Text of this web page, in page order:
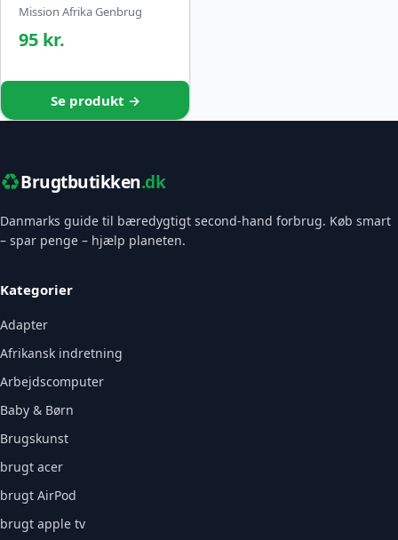
Mission Afrika Genbrug
95 kr.
Se produkt →
♻️Brugtbutikken.dk
Danmarks guide til bæredygtigt second-hand forbrug. Køb smart
– spar penge – hjælp planeten.
Kategorier
Adapter
Afrikansk indretning
Arbejdscomputer
Baby & Børn
Brugskunst
brugt acer
brugt AirPod
brugt apple tv